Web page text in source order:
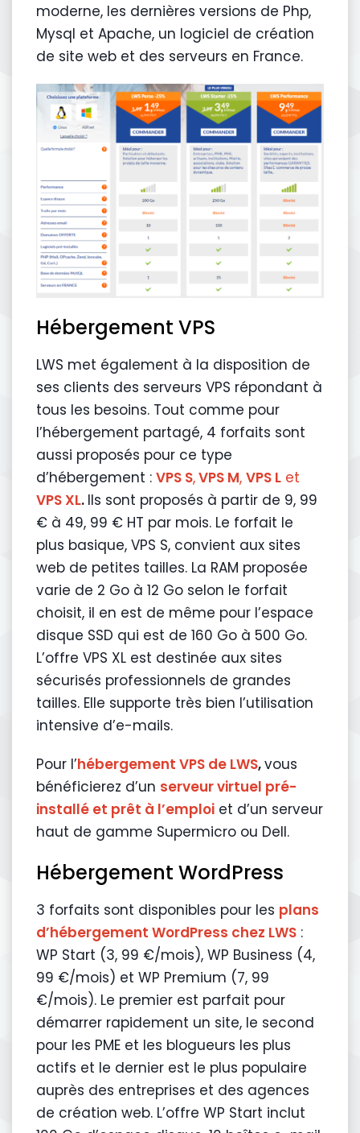
moderne, les dernières versions de Php,
Mysql et Apache, un logiciel de création
de site web et des serveurs en France.
Hébergement VPS
LWS met également à la disposition de
ses clients des serveurs VPS répondant à
tous les besoins. Tout comme pour
l’hébergement partagé, 4 forfaits sont
aussi proposés pour ce type
d’hébergement : VPS S,VPS M, VPS L et
VPS XL. Ils sont proposés à partir de 9, 99
€ à 49, 99 € HT par mois. Le forfait le
plus basique, VPS S, convient aux sites
web de petites tailles. La RAM proposée
varie de 2 Go à 12 Go selon le forfait
choisit, il en est de même pour l’espace
disque SSD qui est de 160 Go à 500 Go.
L’offre VPS XL est destinée aux sites
sécurisés professionnels de grandes
tailles. Elle supporte très bien l’utilisation
intensive d’e-mails.
Pour l’hébergement VPS de LWS,vous
bénéficierez d’un serveur virtuel pré-
installé et prêt à l’emploi et d’un serveur
haut de gamme Supermicro ou Dell.
Hébergement WordPress
3 forfaits sont disponibles pour les plans
d’hébergement WordPress chez LWS :
WP Start (3, 99 €/mois), WP Business (4,
99 €/mois) et WP Premium (7, 99
€/mois). Le premier est parfait pour
démarrer rapidement un site, le second
pour les PME et les blogueurs les plus
actifs et le dernier est le plus populaire
auprès des entreprises et des agences
de création web. L’offre WP Start inclut